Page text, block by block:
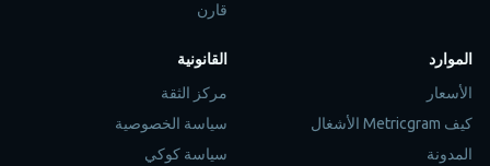
قارن
الموارد
الأسعار
كيف Metricgram الأشغال
المدونة
القانونية
مركز الثقة
سياسة الخصوصية
سياسة كوكي